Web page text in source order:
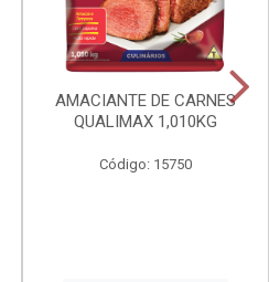
AMACIANTE DE CARNES
QUALIMAX 1,010KG
Código: 15750